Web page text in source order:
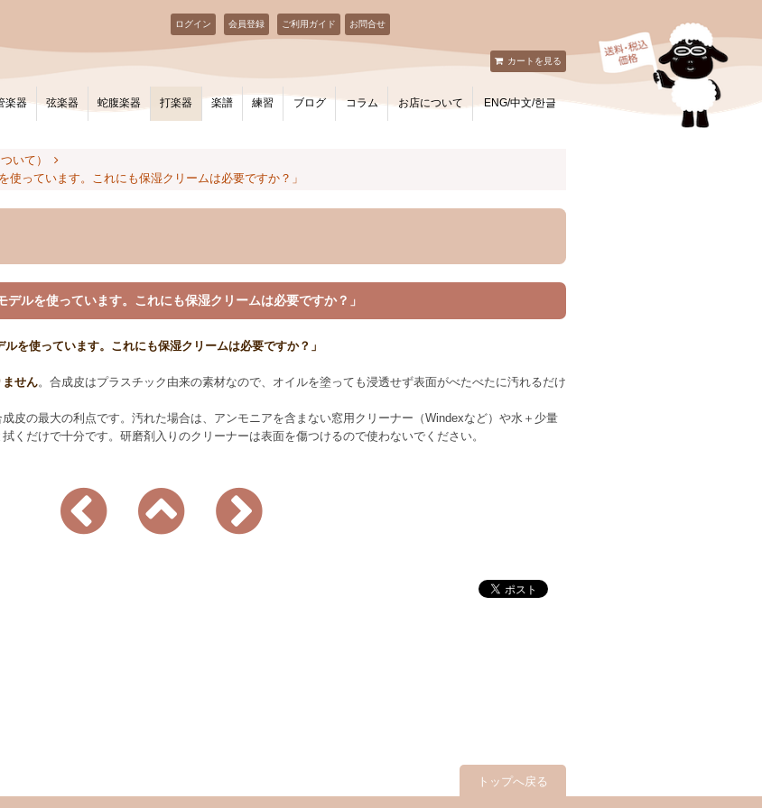
カートを見る
ログイン 会員登録 ご利用ガイド お問合せ
楽器 弦楽器 蛇腹楽器 打楽器 楽譜 練習 ブログ コラム お店について ENG/中文/한글
いて）
使っています。これにも保湿クリームは必要ですか？」
ルを使っています。これにも保湿クリームは必要ですか？」
を使っています。これにも保湿クリームは必要ですか？」
ません。合成皮はプラスチック由来の素材なので、オイルを塗っても浸透せず表面がべたべたに汚れるだけ
皮の最大の利点です。汚れた場合は、アンモニアを含まない窓用クリーナー（Windexなど）や水＋少量
くだけで十分です。研磨剤入りのクリーナーは表面を傷つけるので使わないでください。
トップへ戻る